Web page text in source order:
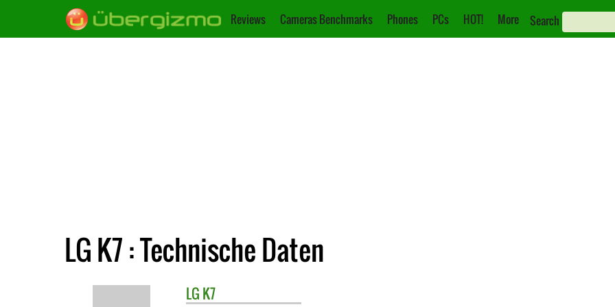
Reviews Cameras Benchmarks Phones PCs HOT! More Search
LG K7 : Technische Daten
LG K7